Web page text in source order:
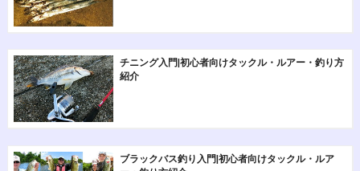
チニング入門|初心者向けタックル・ルアー・釣り方
紹介
ブラックバス釣り入門|初心者向けタックル・ルア